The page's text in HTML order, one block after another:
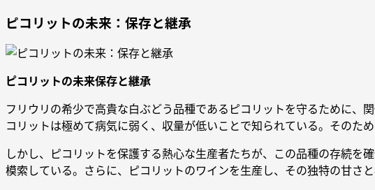
ピコリットの未来：保存と継承
ピコリットの未来保存と継承
フリウリの希少で高貴な白ぶどう品種であるピコリットを守るために、
コリットは極めて病気に弱く、収量が低いことで知られている。そのた
しかし、ピコリットを保護する熱心な生産者たちが、この品種の存続
模索している。さらに、ピコリットのワインを生産し、その独特の甘さ